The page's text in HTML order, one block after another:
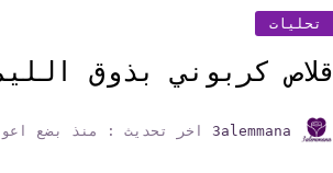
تحليات
قلاص كربوني بذوق
3alemmana اخر تحديث : منذ بضع